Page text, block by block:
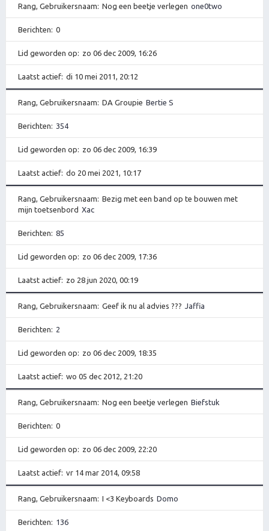
Rang, Gebruikersnaam Nog een beetje verlegen one0two
Berichten 0
Lid geworden op zo 06 dec 2009, 16:26
Laatst actief di 10 mei 2011, 20:12
Rang, Gebruikersnaam DA Groupie Bertie S
Berichten 354
Lid geworden op zo 06 dec 2009, 16:39
Laatst actief do 20 mei 2021, 10:17
Rang, Gebruikersnaam
Bezig met een band op te bouwen met
mijn toetsenbord Xac
Berichten 85
Lid geworden op zo 06 dec 2009, 17:36
Laatst actief zo 28 jun 2020, 00:19
Rang, Gebruikersnaam Geef ik nu al advies ??? Jaffia
Berichten 2
Lid geworden op zo 06 dec 2009, 18:35
Laatst actief wo 05 dec 2012, 21:20
Rang, Gebruikersnaam Nog een beetje verlegen Biefstuk
Berichten 0
Lid geworden op zo 06 dec 2009, 22:20
Laatst actief vr 14 mar 2014, 09:58
Rang, Gebruikersnaam I <3 Keyboards Domo
Berichten 136